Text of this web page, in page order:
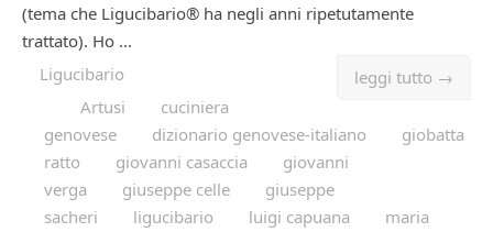
(tema che Ligucibario® ha negli anni ripetutamente
trattato). Ho ...
leggi tutto →
Ligucibario
Artusi
cuciniera
genovese
dizionario genovese-italiano
giobatta
ratto
giovanni casaccia
giovanni
verga
giuseppe celle
giuseppe
sacheri
ligucibario luigi capuana
maria